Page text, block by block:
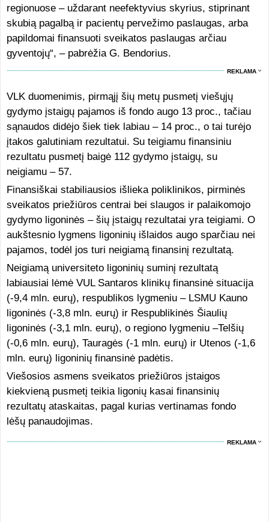
regionuose – uždarant neefektyvius skyrius, stiprinant
skubią pagalbą ir pacientų pervežimo paslaugas, arba
papildomai finansuoti sveikatos paslaugas arčiau
gyventojų“, – pabrėžia G. Bendorius.
REKLAMA
VLK duomenimis, pirmąjį šių metų pusmetį viešųjų
gydymo įstaigų pajamos iš fondo augo 13 proc., tačiau
sąnaudos didėjo šiek tiek labiau – 14 proc., o tai turėjo
įtakos galutiniam rezultatui. Su teigiamu finansiniu
rezultatu pusmetį baigė 112 gydymo įstaigų, su
neigiamu – 57.
Finansiškai stabiliausios išlieka poliklinikos, pirminės
sveikatos priežiūros centrai bei slaugos ir palaikomojo
gydymo ligoninės – šių įstaigų rezultatai yra teigiami. O
aukštesnio lygmens ligoninių išlaidos augo sparčiau nei
pajamos, todėl jos turi neigiamą finansinį rezultatą.
Neigiamą universiteto ligoninių suminį rezultatą
labiausiai lėmė VUL Santaros klinikų finansinė situacija
(-9,4 mln. eurų), respublikos lygmeniu – LSMU Kauno
ligoninės (-3,8 mln. eurų) ir Respublikinės Šiaulių
ligoninės (-3,1 mln. eurų), o regiono lygmeniu –Telšių
(-0,6 mln. eurų), Tauragės (-1 mln. eurų) ir Utenos (-1,6
mln. eurų) ligoninių finansinė padėtis.
Viešosios asmens sveikatos priežiūros įstaigos
kiekvieną pusmetį teikia ligonių kasai finansinių
rezultatų ataskaitas, pagal kurias vertinamas fondo
lėšų panaudojimas.
REKLAMA